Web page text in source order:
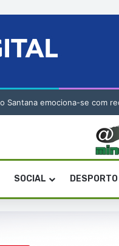
Santana emociona-se com
SOCIAL DESPORTO